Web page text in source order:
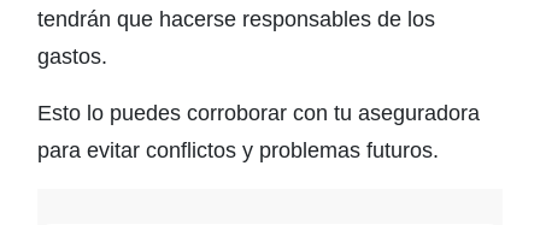
tendrán que hacerse responsables de los
gastos.
Esto lo puedes corroborar con tu aseguradora
para evitar conflictos y problemas futuros.